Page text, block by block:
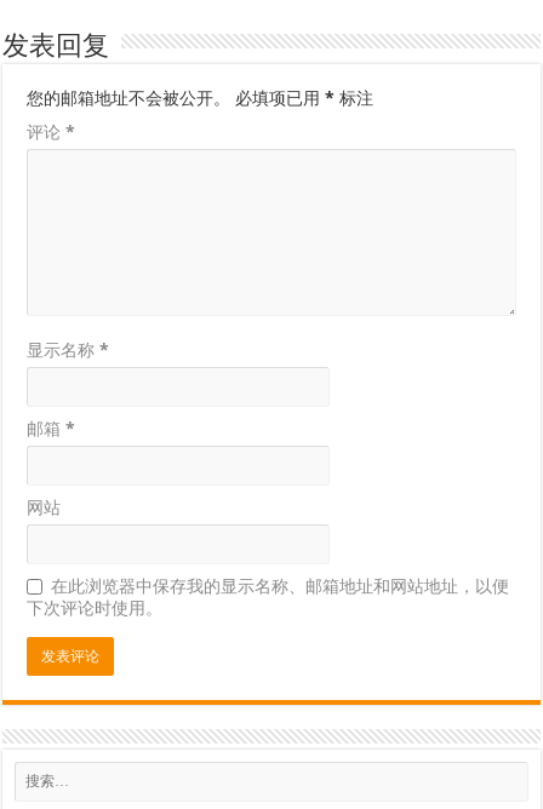
发表回复
您的邮箱地址不会被公开。 必填项已用* 标注
评论*
显示名称*
邮箱*
网站
在此浏览器中保存我的显示名称、邮箱地址和网站地址，以便
下次评论时使用。